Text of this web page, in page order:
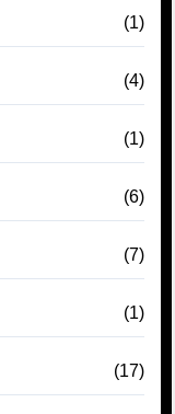
(1)
(4)
(1)
(6)
(7)
(1)
(17)